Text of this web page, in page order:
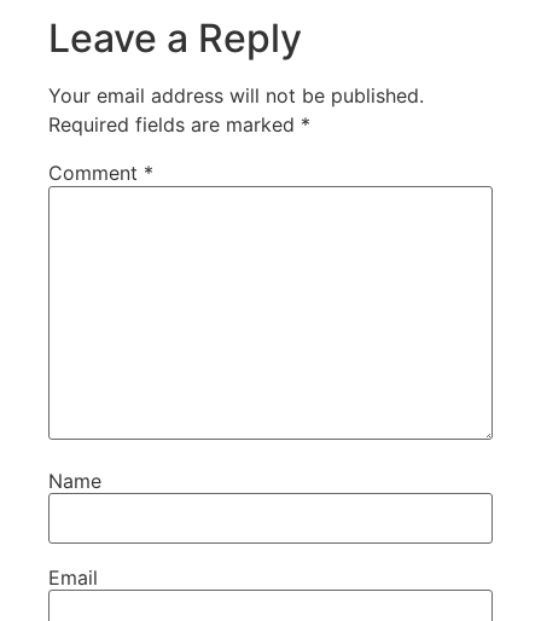
Leave a Reply
Your email address will not be published.
Required fields are marked *
Comment *
Name
Email